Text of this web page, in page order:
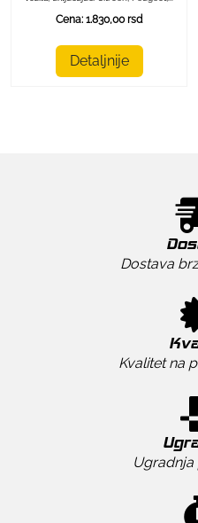
Cena: 1.830,00 rsd
Detaljnije
Dostava
Kvalitet na